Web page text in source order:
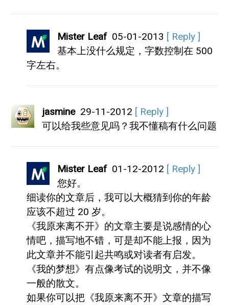
Mister Leaf 05-01-2013
[ Reply ]
基本上没什么规定，字数控制在 500
字左右。
jasmine 29-11-2012
[ Reply ]
可以给我些意见吗？我不懂稿有什么问题
Mister Leaf 01-12-2012
[ Reply ]
您好。
细读你的文章后，我可以大概猜到你的年龄
应该不超过 20 岁。
《我原来离不开》的文章主要是说感情的心
情吧，描写地不错，可是却不能上报，因为
此文章并不能引起共鸣或对读者有启发。
《我的梦想》有点像考试的说明文，并不像
一般的散文。
如果你可以把《我原来离不开》文章的描写